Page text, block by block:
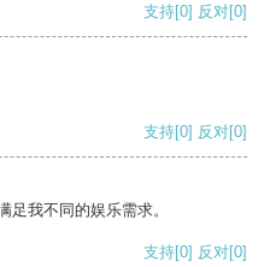
支持[0] 反对[0]
支持[0] 反对[0]
足我不同的娱乐需求。
支持[0] 反对[0]